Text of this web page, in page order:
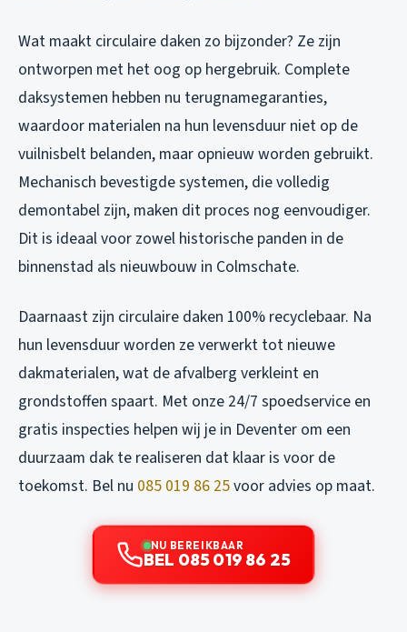
Wat maakt circulaire daken zo bijzonder? Ze zijn
ontworpen met het oog op hergebruik. Complete
daksystemen hebben nu terugnamegaranties,
waardoor materialen na hun levensduur niet op de
vuilnisbelt belanden, maar opnieuw worden gebruikt.
Mechanisch bevestigde systemen, die volledig
demontabel zijn, maken dit proces nog eenvoudiger.
Dit is ideaal voor zowel historische panden in de
binnenstad als nieuwbouw in Colmschate.
Daarnaast zijn circulaire daken 100% recyclebaar. Na
hun levensduur worden ze verwerkt tot nieuwe
dakmaterialen, wat de afvalberg verkleint en
grondstoffen spaart. Met onze 24/7 spoedservice en
gratis inspecties helpen wij je in Deventer om een
duurzaam dak te realiseren dat klaar is voor de
toekomst. Bel nu 085 019 86 25voor advies op maat.
NU BEREIKBAAR
BEL 085 019 86 25